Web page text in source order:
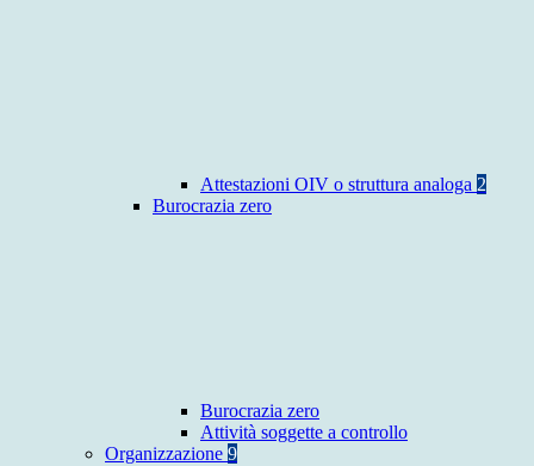
Attestazioni OIV o struttura analoga 2
Burocrazia zero
Burocrazia zero
Attività soggette a controllo
Organizzazione 9